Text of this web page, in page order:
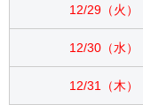
12/29（火）
12/30（水）
12/31（木）